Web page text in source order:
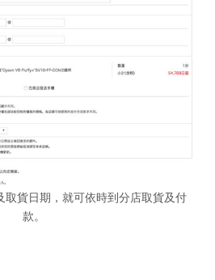
取貨日期，就可依時到分店取貨及付
款。